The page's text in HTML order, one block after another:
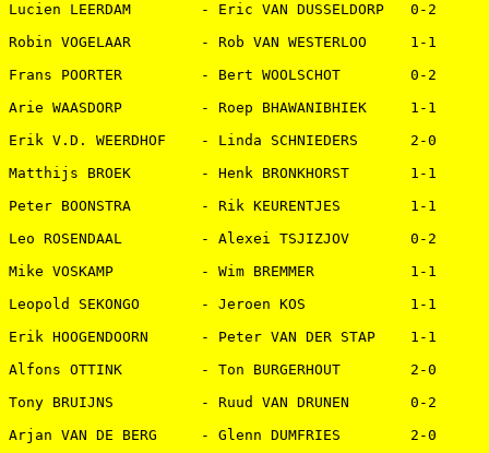
Lucien LEERDAM        - Eric VAN DUSSELDORP   0-2
Robin VOGELAAR        - Rob VAN WESTERLOO     1-1
Frans POORTER         - Bert WOOLSCHOT        0-2
Arie WAASDORP         - Roep BHAWANIBHIEK     1-1
Erik V.D. WEERDHOF    - Linda SCHNIEDERS      2-0
Matthijs BROEK        - Henk BRONKHORST       1-1
Peter BOONSTRA        - Rik KEURENTJES        1-1
Leo ROSENDAAL         - Alexei TSJIZJOV       0-2
Mike VOSKAMP          - Wim BREMMER           1-1
Leopold SEKONGO       - Jeroen KOS            1-1
Erik HOOGENDOORN      - Peter VAN DER STAP    1-1
Alfons OTTINK         - Ton BURGERHOUT        2-0
Tony BRUIJNS          - Ruud VAN DRUNEN       0-2
Arjan VAN DE BERG     - Glenn DUMFRIES        2-0